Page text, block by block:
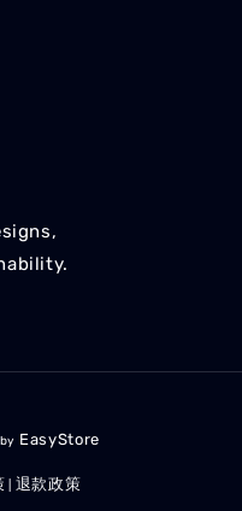
EasyStore
退款政策